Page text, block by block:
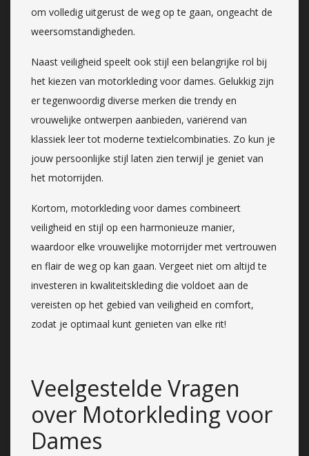
om volledig uitgerust de weg op te gaan, ongeacht de
weersomstandigheden.
Naast veiligheid speelt ook stijl een belangrijke rol bij
het kiezen van motorkleding voor dames. Gelukkig zijn
er tegenwoordig diverse merken die trendy en
vrouwelijke ontwerpen aanbieden, variërend van
klassiek leer tot moderne textielcombinaties. Zo kun je
jouw persoonlijke stijl laten zien terwijl je geniet van
het motorrijden.
Kortom, motorkleding voor dames combineert
veiligheid en stijl op een harmonieuze manier,
waardoor elke vrouwelijke motorrijder met vertrouwen
en flair de weg op kan gaan. Vergeet niet om altijd te
investeren in kwaliteitskleding die voldoet aan de
vereisten op het gebied van veiligheid en comfort,
zodat je optimaal kunt genieten van elke rit!
Veelgestelde Vragen
over Motorkleding voor
Dames